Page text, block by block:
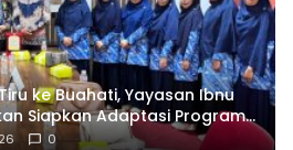
ke Buahati, Yayasan Ibnu
Siapkan Adaptasi Program
0